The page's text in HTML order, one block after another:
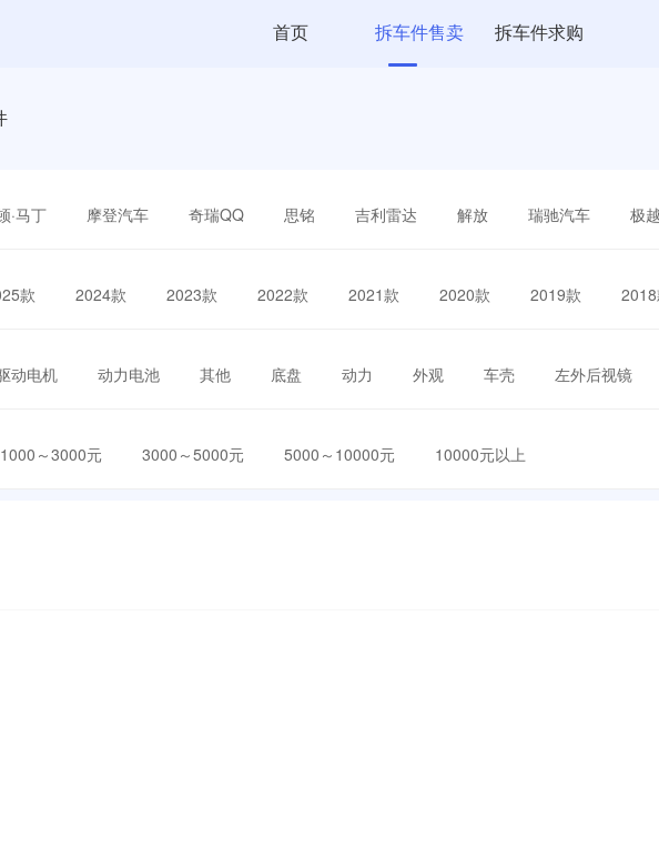
首页 拆车件售卖 拆车件求购
·马丁 摩登汽车 奇瑞QQ 思铭 吉利雷达 解放 瑞驰汽车 极
款 2024款 2023款 2022款 2021款 2020款 2019款
动电机 动力电池 其他 底盘 动力 外观 车壳 左外后视镜
1000～3000元 3000～5000元 5000～10000元 10000元以上